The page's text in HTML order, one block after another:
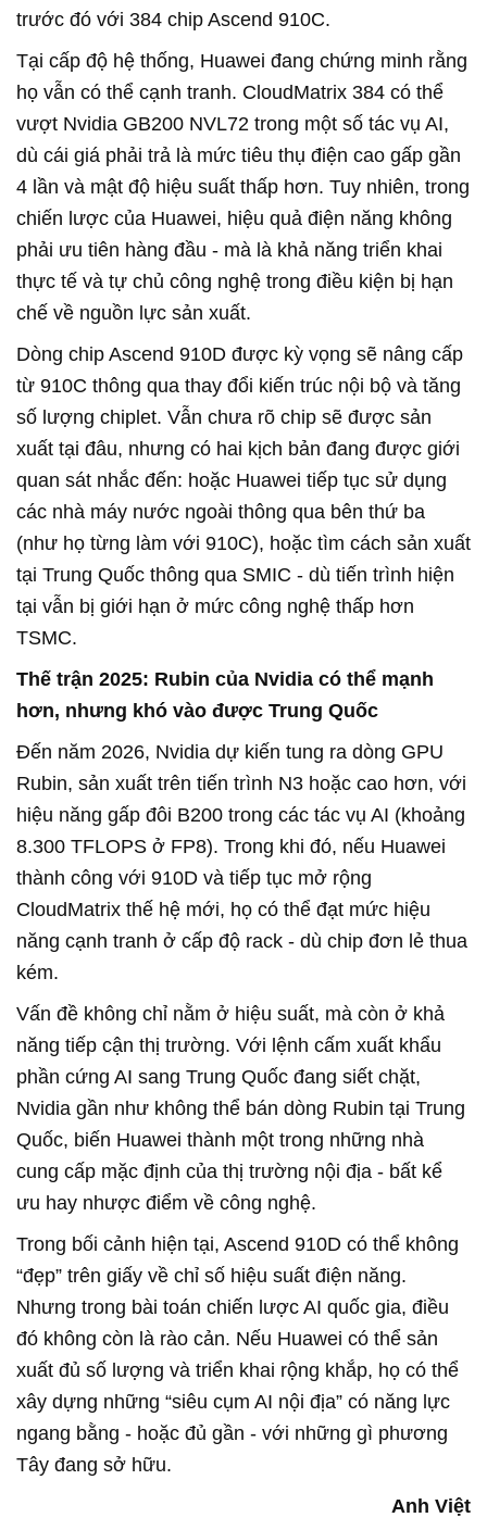
trước đó với 384 chip Ascend 910C.
Tại cấp độ hệ thống, Huawei đang chứng minh rằng
họ vẫn có thể cạnh tranh. CloudMatrix 384 có thể
vượt Nvidia GB200 NVL72 trong một số tác vụ AI,
dù cái giá phải trả là mức tiêu thụ điện cao gấp gần
4 lần và mật độ hiệu suất thấp hơn. Tuy nhiên, trong
chiến lược của Huawei, hiệu quả điện năng không
phải ưu tiên hàng đầu - mà là khả năng triển khai
thực tế và tự chủ công nghệ trong điều kiện bị hạn
chế về nguồn lực sản xuất.
Dòng chip Ascend 910D được kỳ vọng sẽ nâng cấp
từ 910C thông qua thay đổi kiến trúc nội bộ và tăng
số lượng chiplet. Vẫn chưa rõ chip sẽ được sản
xuất tại đâu, nhưng có hai kịch bản đang được giới
quan sát nhắc đến: hoặc Huawei tiếp tục sử dụng
các nhà máy nước ngoài thông qua bên thứ ba
(như họ từng làm với 910C), hoặc tìm cách sản xuất
tại Trung Quốc thông qua SMIC - dù tiến trình hiện
tại vẫn bị giới hạn ở mức công nghệ thấp hơn
TSMC.
Thế trận 2025: Rubin của Nvidia có thể mạnh
hơn, nhưng khó vào được Trung Quốc
Đến năm 2026, Nvidia dự kiến tung ra dòng GPU
Rubin, sản xuất trên tiến trình N3 hoặc cao hơn, với
hiệu năng gấp đôi B200 trong các tác vụ AI (khoảng
8.300 TFLOPS ở FP8). Trong khi đó, nếu Huawei
thành công với 910D và tiếp tục mở rộng
CloudMatrix thế hệ mới, họ có thể đạt mức hiệu
năng cạnh tranh ở cấp độ rack - dù chip đơn lẻ thua
kém.
Vấn đề không chỉ nằm ở hiệu suất, mà còn ở khả
năng tiếp cận thị trường. Với lệnh cấm xuất khẩu
phần cứng AI sang Trung Quốc đang siết chặt,
Nvidia gần như không thể bán dòng Rubin tại Trung
Quốc, biến Huawei thành một trong những nhà
cung cấp mặc định của thị trường nội địa - bất kể
ưu hay nhược điểm về công nghệ.
Trong bối cảnh hiện tại, Ascend 910D có thể không
“đẹp” trên giấy về chỉ số hiệu suất điện năng.
Nhưng trong bài toán chiến lược AI quốc gia, điều
đó không còn là rào cản. Nếu Huawei có thể sản
xuất đủ số lượng và triển khai rộng khắp, họ có thể
xây dựng những “siêu cụm AI nội địa” có năng lực
ngang bằng - hoặc đủ gần - với những gì phương
Tây đang sở hữu.
Anh Việt